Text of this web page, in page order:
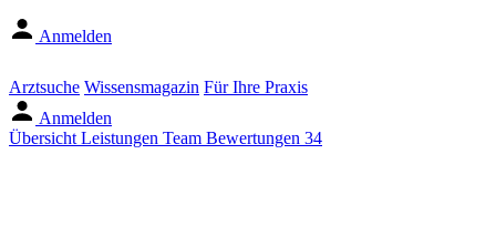
Anmelden
Arztsuche Wissensmagazin Für Ihre Praxis
Anmelden
Übersicht Leistungen Team Bewertungen 34